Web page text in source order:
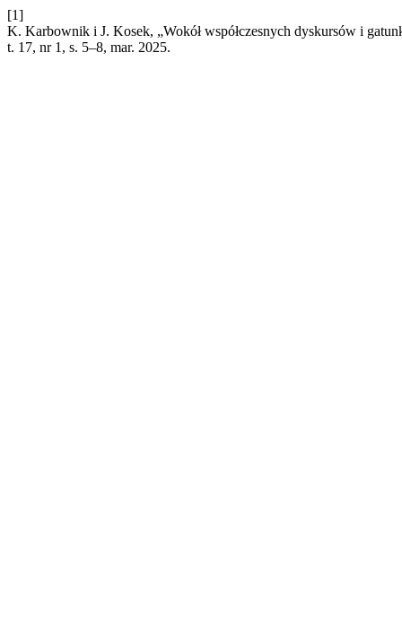
[1]
K. Karbownik i J. Kosek, „Wokół współczesnych dyskursów i
t. 17, nr 1, s. 5–8, mar. 2025.